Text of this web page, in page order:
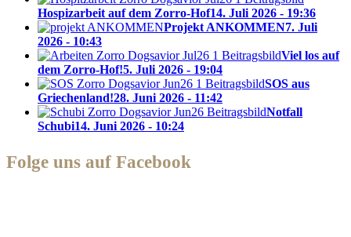
Hospizarbeit auf dem Zorro-Hof14. Juli 2026 - 19:36
Projekt ANKOMMEN7. Juli
2026 - 10:43
Viel los auf
dem Zorro-Hof!5. Juli 2026 - 19:04
SOS aus
Griechenland!28. Juni 2026 - 11:42
Notfall
Schubi14. Juni 2026 - 10:24
Folge uns auf Facebook